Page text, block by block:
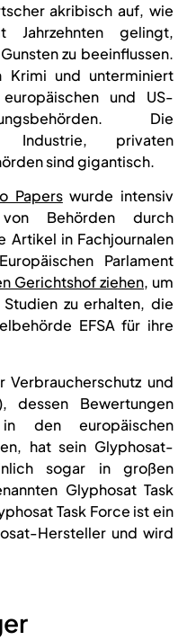
akribisch auf, wie
gelingt,
zu beeinflussen.
und unterminiert
und US-
Die
Industrie, privaten
sind gigantisch.
Paperswurde intensiv
Behörden durch
Artikel in Fachjournalen
Parlament
Gerichtshof ziehen, um
zu erhalten, die
EFSA für ihre
Verbraucherschutz und
dessen Bewertungen
den europäischen
hat sein Glyphosat-
sogar in großen
Glyphosat Task
Task Force ist ein
Hersteller und wird